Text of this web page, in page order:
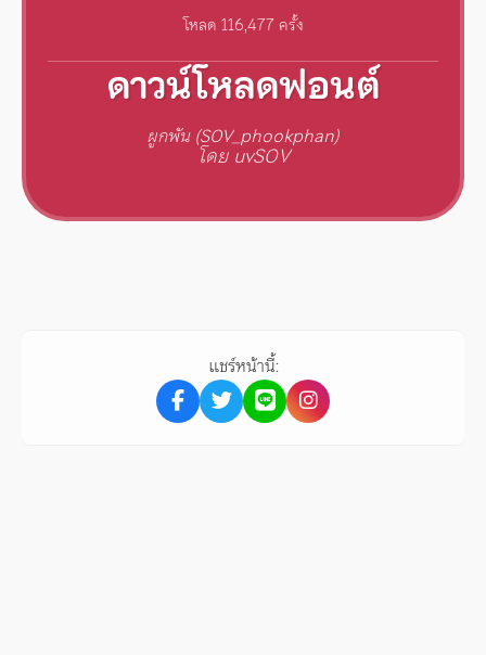
โหลด 116,477 ครั้ง
ดาวน์โหลดฟอนต์
ผูกพัน (SOV_phookphan)
โดย uvSOV
แชร์หน้านี้: